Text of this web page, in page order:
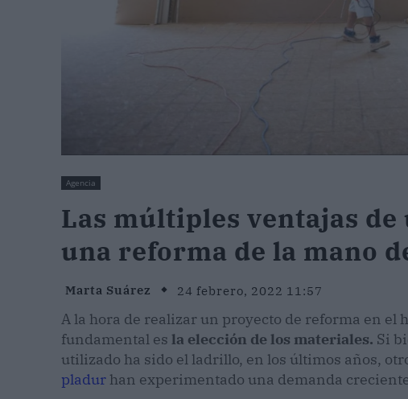
Agencia
Las múltiples ventajas
una reforma de la mano
Marta Suárez 24 febrero, 2022 11:57
A la hora de realizar un proyecto de reforma en el
fundamental es la elección de los materiales. Si
utilizado ha sido el ladrillo, en los últimos años,
pladur han experimentado una demanda